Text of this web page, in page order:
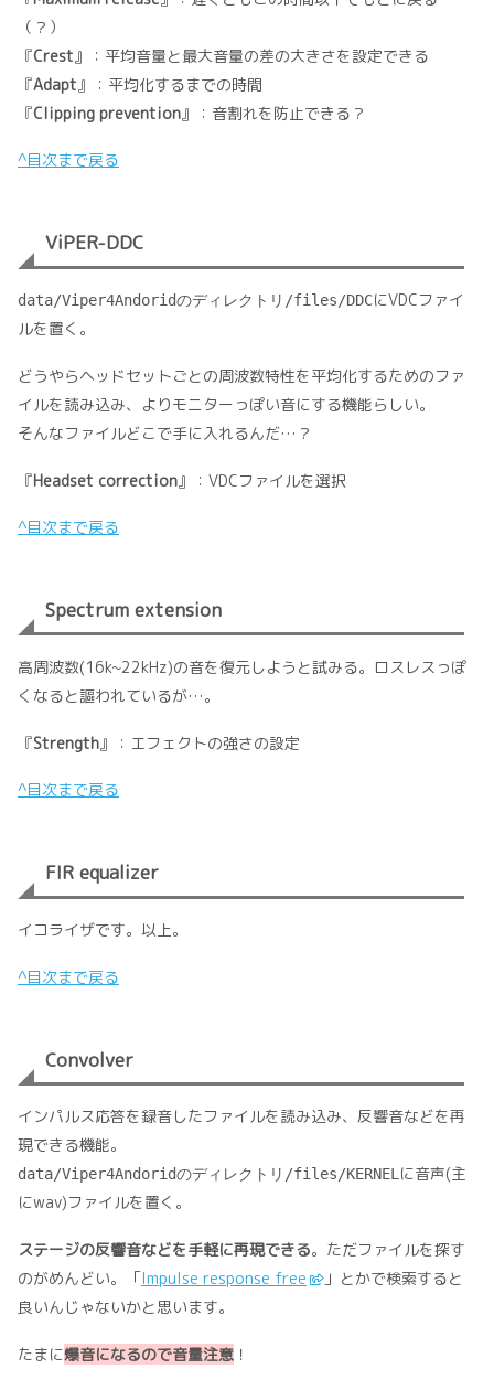
（？）
『Crest 』：平均音量と最大音量の差の大きさを設定できる
『Adapt 』：平均化するまでの時間
『Clipping prevention 』：音割れを防止できる？
^目次まで戻る
ViPER-DDC
data/Viper4Andoridのディレクトリ/files/DDCにVDCファイ
ルを置く。
どうやらヘッドセットごとの周波数特性を平均化するためのファ
イルを読み込み、よりモニターっぽい音にする機能らしい。
そんなファイルどこで手に入れるんだ…？
『Headset correction 』：VDCファイルを選択
^目次まで戻る
Spectrum extension
高周波数(16k~22kHz)の音を復元しようと試みる。ロスレスっぽ
くなると謳われているが…。
『Strength 』：エフェクトの強さの設定
^目次まで戻る
FIR equalizer
イコライザです。以上。
^目次まで戻る
Convolver
インパルス応答を録音したファイルを読み込み、反響音などを再
現できる機能。
data/Viper4Andoridのディレクトリ/files/KERNELに音声(主
にwav)ファイルを置く。
ステージの反響音などを手軽に再現できる。ただファイルを探す
のがめんどい。「Impulse response free
」とかで検索すると
良いんじゃないかと思います。
たまに爆音になるので音量注意 ！